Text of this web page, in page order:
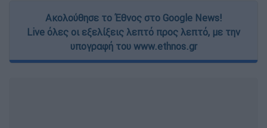
Ακολούθησε το Έθνος στο Google News!
Live όλες οι εξελίξεις λεπτό προς λεπτό, με την
υπογραφή του www.ethnos.gr